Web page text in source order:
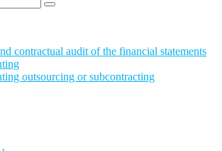
contractual audit of the financial statements
outsourcing or subcontracting